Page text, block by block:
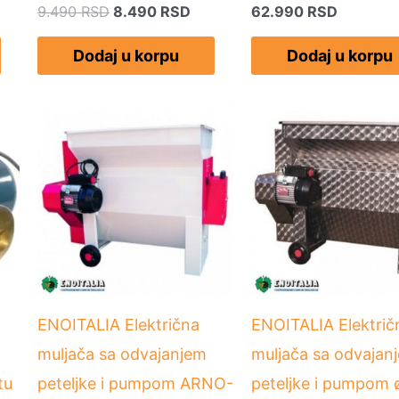
9.490RSD 8.490 RSD
Dodaj u korpu
62.990 RSD
Dodaj u korpu
ENOITALIA Električna
muljača sa odvajanjem
peteljke i pumpom ARNO-
ENOITALIA
muljača sa
peteljke i pumpom